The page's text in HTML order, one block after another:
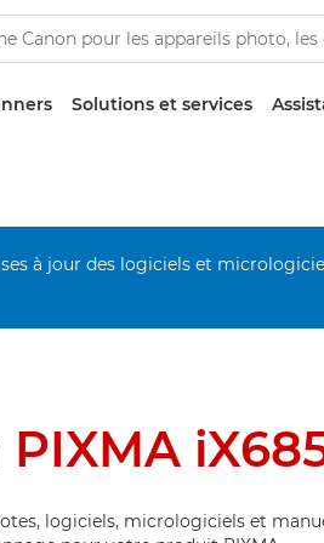
Solutions et services
à jour des logiciels et
PIXMA
logiciels, micrologiciels et